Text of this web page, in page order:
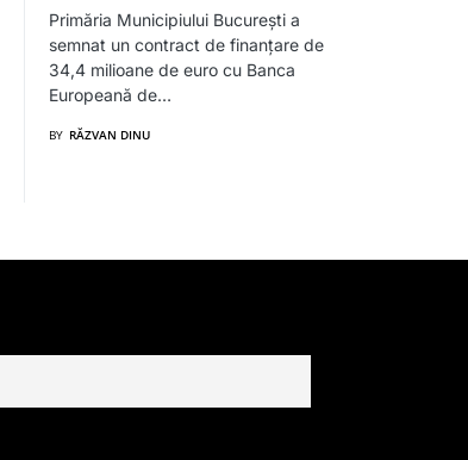
Primăria Municipiului București a
semnat un contract de finanțare de
34,4 milioane de euro cu Banca
Europeană de…
BY RĂZVAN DINU